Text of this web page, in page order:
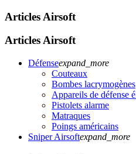
Articles Airsoft
Articles Airsoft
Défenseexpand_more
Couteaux
Bombes lacrymogènes
Appareils de défense
Pistolets alarme
Matraques
Poings américains
Sniper Airsoftexpand_more